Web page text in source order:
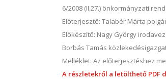
6/2008 (II.27.) önkormányzati
Előterjesztő: Talabér Márta
Előkészítő: Nagy György
Borbás Tamás
Melléklet: Az előterjesztéshez
A részletekről a letölthető PDF